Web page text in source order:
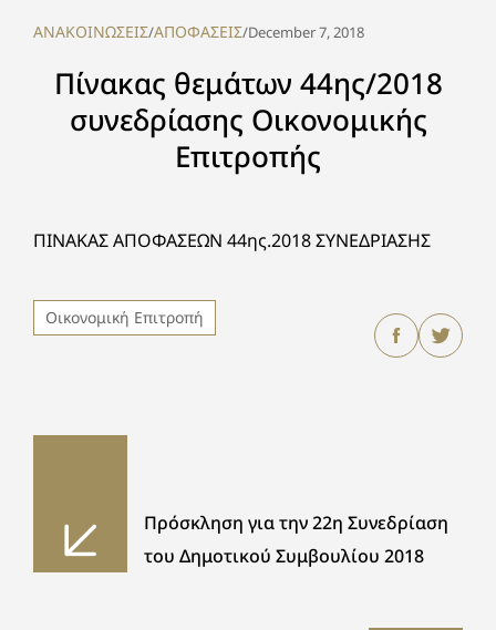
ΑΝΑΚΟΙΝΩΣΕΙΣ/ΑΠΟΦΑΣΕΙΣ/December 7, 2018
Πίνακας θεμάτων 44ης/2018
συνεδρίασης Οικονομικής
Επιτροπής
ΠΙΝΑΚΑΣ ΑΠΟΦΑΣΕΩΝ 44ης.2018 ΣΥΝΕΔΡΙΑΣΗΣ
Οικονομική Επιτροπή
Πρόσκληση για την 22η Συνεδρίαση
του Δημοτικού Συμβουλίου 2018